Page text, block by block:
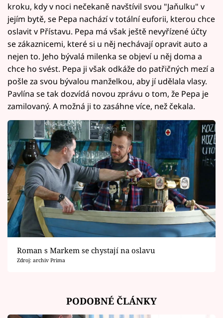
kroku, kdy v noci nečekaně navštívil svou "Jaňulku" v
jejím bytě, se Pepa nachází v totální euforii, kterou chce
oslavit v Přístavu. Pepa má však ještě nevyřízené účty
se zákaznicemi, které si u něj nechávají opravit auto a
nejen to. Jeho bývalá milenka se objeví u něj doma a
chce ho svést. Pepa ji však odkáže do patřičných mezí a
pošle za svou bývalou manželkou, aby jí udělala vlasy.
Pavlína se tak dozvídá novou zprávu o tom, že Pepa je
zamilovaný. A možná ji to zasáhne více, než čekala.
Roman s Markem se chystají na oslavu
Zdroj: archiv Prima
PODOBNÉ ČLÁNKY